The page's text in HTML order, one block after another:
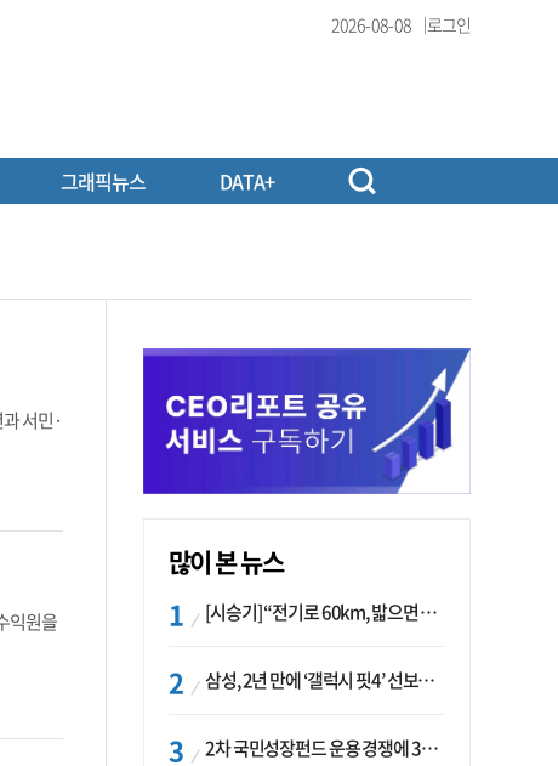
2026-08-08 로그인
그래픽뉴스 DATA+
서민·
익원을
많이 본 뉴스
[시승기] “전기로 60km, 밟으면 462마력”…볼보 XC60 T8의 두 얼굴
삼성, 2년 만에 ‘갤럭시 핏4’ 선보이나…웨어러블 생태계 확장 ‘시동’
2차 국민성장펀드 운용 경쟁에 33개사 몰렸다…신한·하나 등 새 얼굴 대거 합류